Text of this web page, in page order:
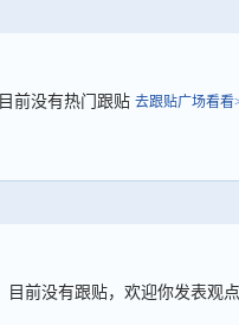
目前没有热门跟贴 去跟贴广场看看
目前没有跟贴，欢迎你发表观点